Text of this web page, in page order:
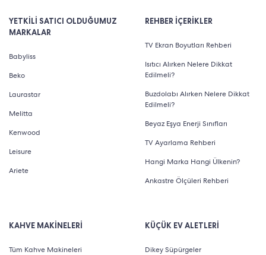
YETKİLİ SATICI OLDUĞUMUZ
MARKALAR
Babyliss
Beko
Laurastar
Melitta
Kenwood
Leisure
Ariete
REHBER İÇERİKLER
TV Ekran Boyutları Rehberi
Isıtıcı Alırken Nelere Dikkat
Edilmeli?
Buzdolabı Alırken Nelere Dikkat
Edilmeli?
Beyaz Eşya Enerji Sınıfları
TV Ayarlama Rehberi
Hangi Marka Hangi Ülkenin?
Ankastre Ölçüleri Rehberi
KAHVE MAKİNELERİ
Tüm Kahve Makineleri
KÜÇÜK EV ALETLERİ
Dikey Süpürgeler